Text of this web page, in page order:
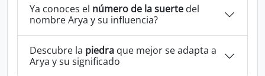
Ya conoces el número de la suerte del
nombre Arya y su influencia?
Descubre la piedra que mejor se adapta a
Arya y su significado